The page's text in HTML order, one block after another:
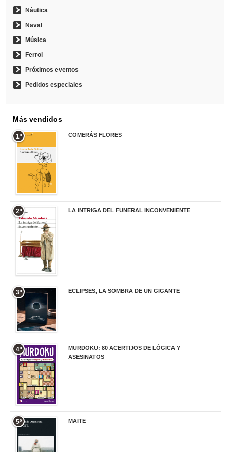
Náutica
Naval
Música
Ferrol
Próximos eventos
Pedidos especiales
Más vendidos
1º COMERÁS FLORES
2º LA INTRIGA DEL FUNERAL INCONVENIENTE
3º ECLIPSES, LA SOMBRA DE UN GIGANTE
4º
MURDOKU: 80 ACERTIJOS DE LÓGICA Y
ASESINATOS
5º MAITE